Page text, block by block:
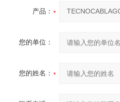
产品：
您的单位：
您的姓名：